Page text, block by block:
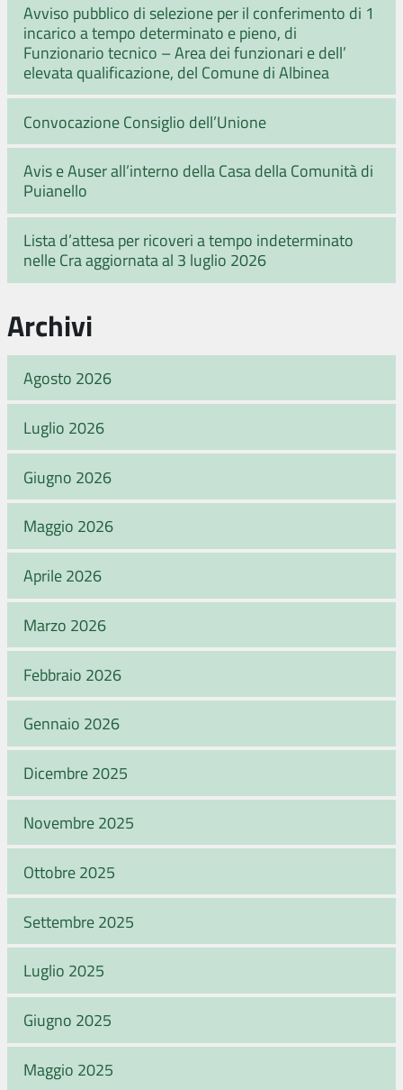
Avviso pubblico di selezione per il conferimento di 1
incarico a tempo determinato e pieno, di
Funzionario tecnico – Area dei funzionari e dell’
elevata qualificazione, del Comune di Albinea
Convocazione Consiglio dell’Unione
Avis e Auser all’interno della Casa della Comunità di
Puianello
Lista d’attesa per ricoveri a tempo indeterminato
nelle Cra aggiornata al 3 luglio 2026
Archivi
Agosto 2026
Luglio 2026
Giugno 2026
Maggio 2026
Aprile 2026
Marzo 2026
Febbraio 2026
Gennaio 2026
Dicembre 2025
Novembre 2025
Ottobre 2025
Settembre 2025
Luglio 2025
Giugno 2025
Maggio 2025